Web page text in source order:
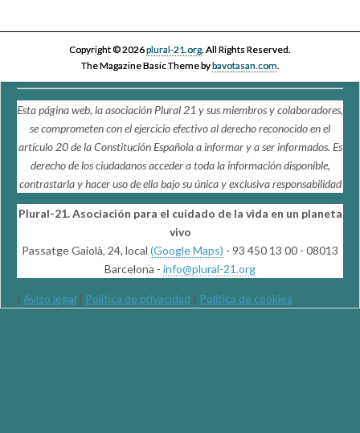
Copyright © 2026plural-21.org. All Rights Reserved.
The Magazine Basic Theme bybavotasan.com.
Esta página web, la asociación Plural 21 y sus miembros y colaboradores,
se comprometen con el ejercicio efectivo al derecho reconocido en el
artículo 20 de la Constitución Española a informar y a ser informados. Es
derecho de los ciudadanos acceder a toda la información disponible,
contrastarla y hacer uso de ella bajo su única y exclusiva responsabilidad
Plural-21. Asociación para el cuidado de la vida en un planeta
vivo
Passatge Gaiolà, 24, local (Google Maps) - 93 450 13 00 - 08013
Barcelona - info@plural-21.org
| Aviso legal | Política de privacidad | Política de cookies